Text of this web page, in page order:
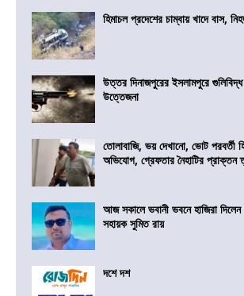
হিমাচল প্রদেশের চাম্বায় খাদে
উত্তর দিনাজপুরের ইসলামপুরে
উত্তেজনা
তোলাবাজি, ভয় দেখানো, ভোট পরবর্তী
অভিযোগ, গ্রেফতার নৈহাটির প্রাক্তন
আজ সকালে ভবানী ভবনে হাজিরা
সহায়ক সুমিত রায়
দশে দশ